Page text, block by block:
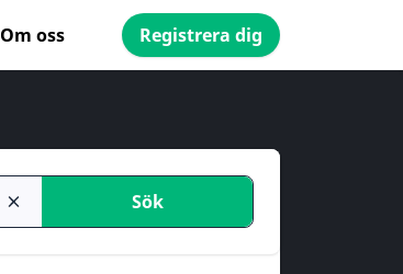
Om oss Registrera dig
Sök